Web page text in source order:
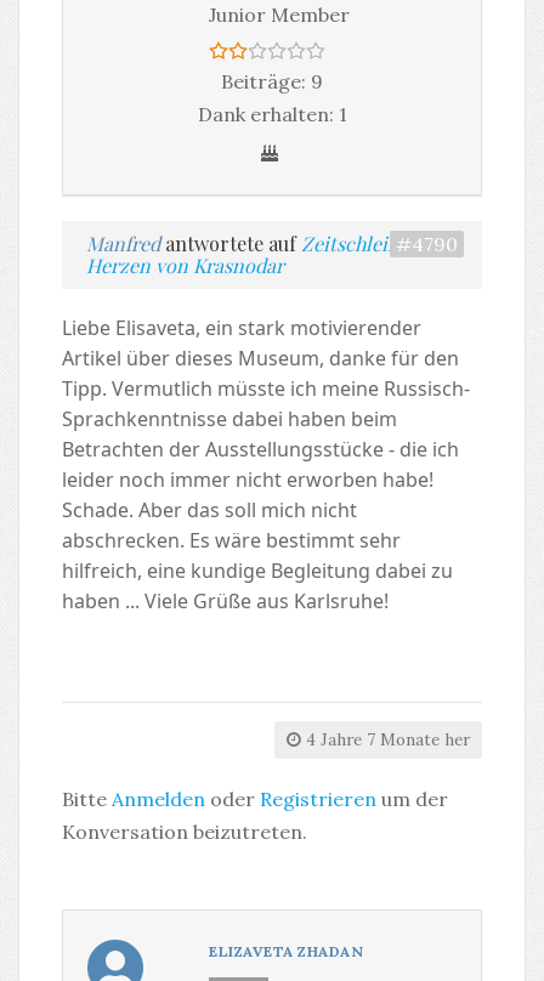
Junior Member
Beiträge: 9
Dank erhalten: 1
Manfredantwortete aufZeitschleife im
Herzen von Krasnodar
Liebe Elisaveta, ein stark motivierender
Artikel über dieses Museum, danke für den
Tipp. Vermutlich müsste ich meine Russisch-
Sprachkenntnisse dabei haben beim
Betrachten der Ausstellungsstücke - die ich
leider noch immer nicht erworben habe!
Schade. Aber das soll mich nicht
abschrecken. Es wäre bestimmt sehr
hilfreich, eine kundige Begleitung dabei zu
haben ... Viele Grüße aus Karlsruhe!
4 Jahre 7 Monate her
#4790
Bitte Anmelden oder Registrieren um der
Konversation beizutreten.
ELIZAVETA ZHADAN